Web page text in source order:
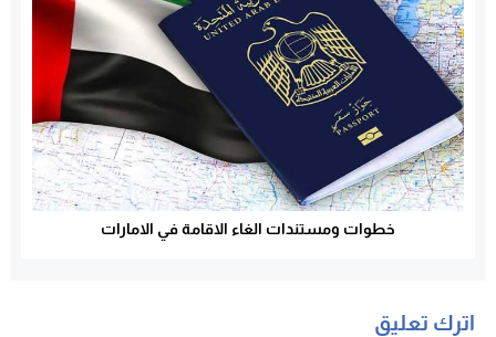
خطوات ومستندات الغاء الاقامة في الامارات
اترك تعليق